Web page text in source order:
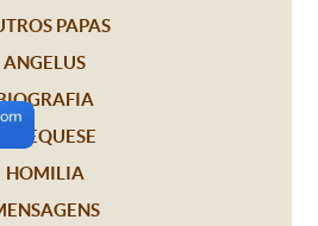
PAPAS
ANGELUS
CATEQUESE
HOMILIA